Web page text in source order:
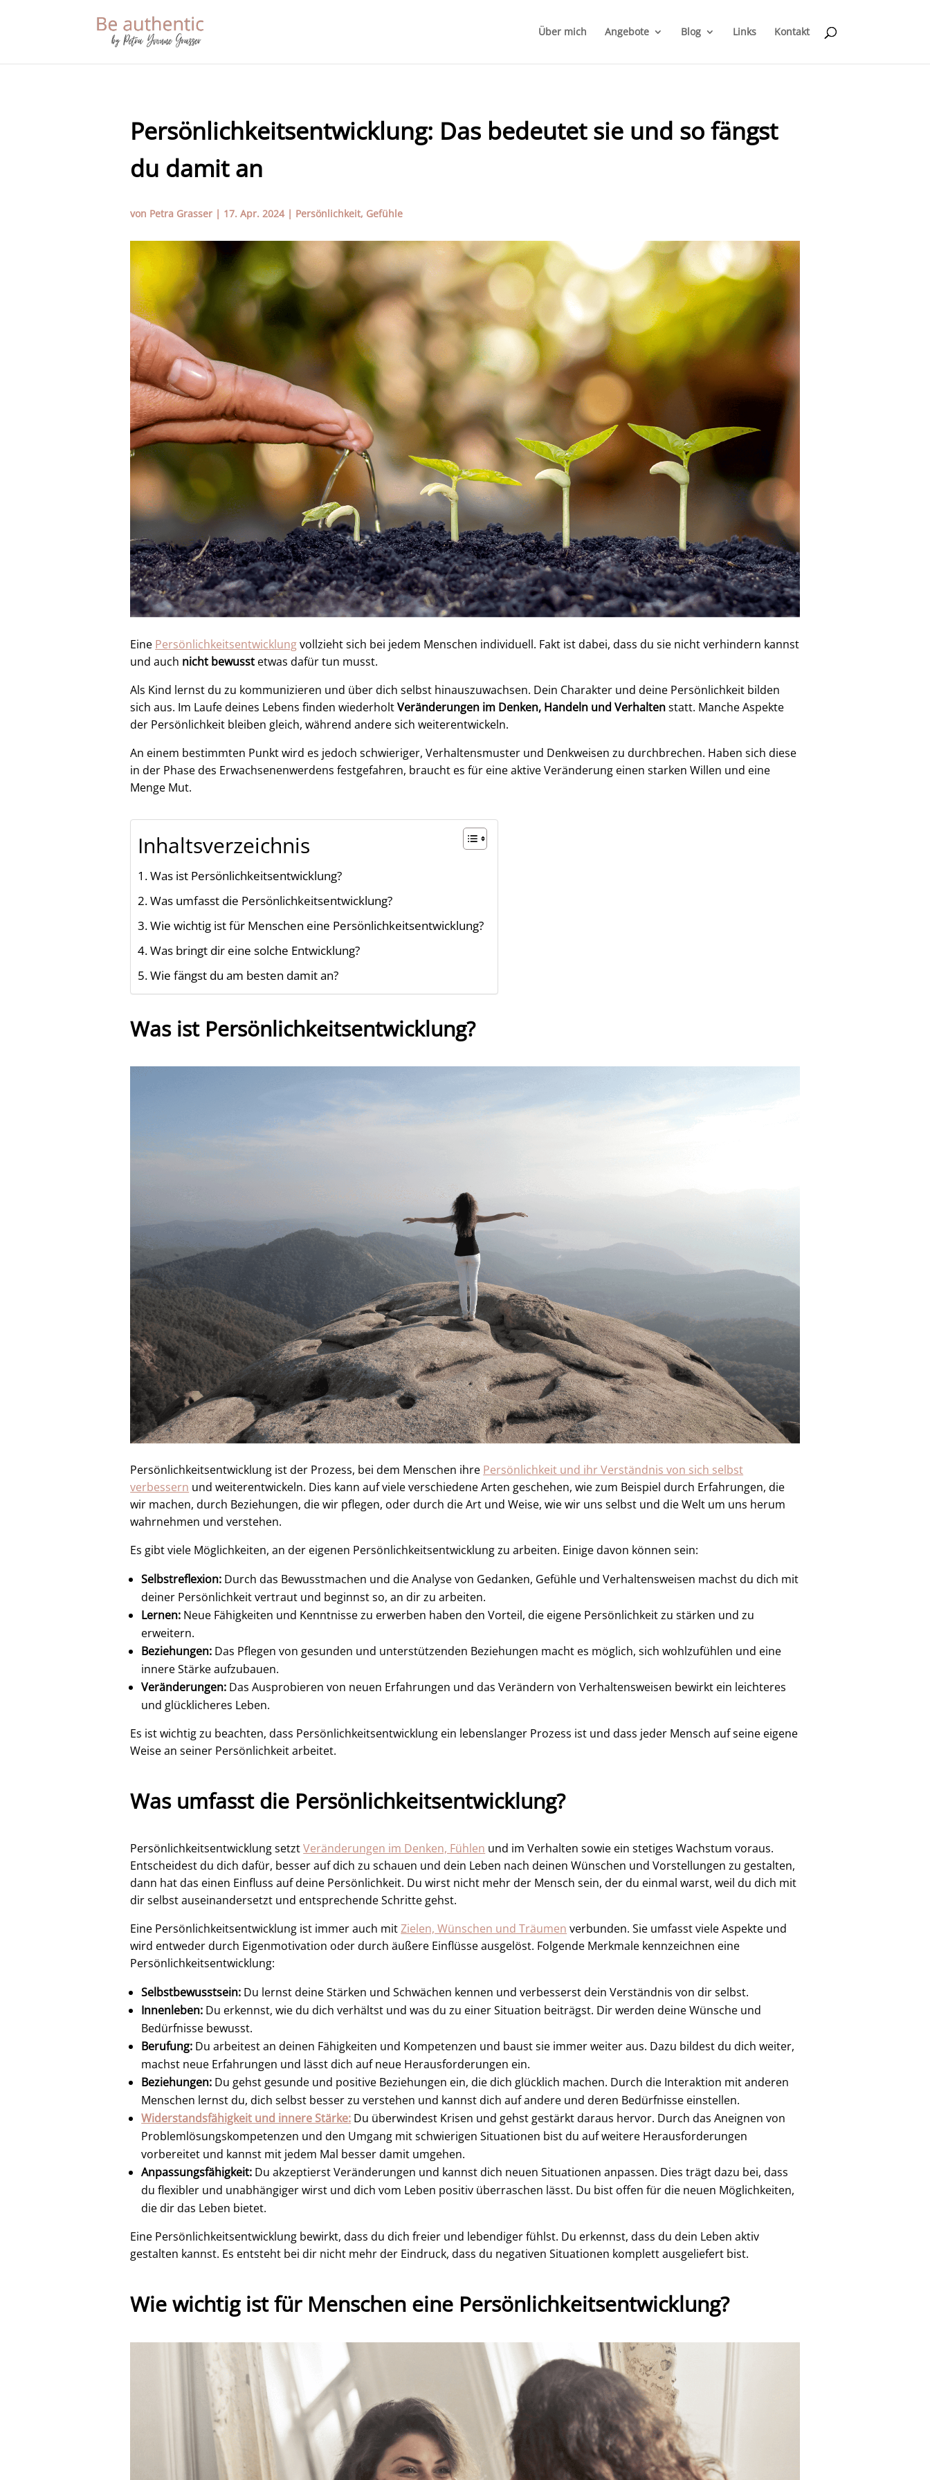
Über mich Angebote Blog Links Kontakt
Persönlichkeitsentwicklung: Das bedeutet sie und so fängst
du damit an
von Petra Grasser | 17. Apr. 2024| Persönlichkeit, Gefühle
Eine Persönlichkeitsentwicklungvollzieht sich bei jedem Menschen individuell. Fakt ist dabei, dass du sie nicht verhindern kannst
und auch nicht bewusst etwas dafür tun musst.
Als Kind lernst du zu kommunizieren und über dich selbst hinauszuwachsen. Dein Charakter und deine Persönlichkeit bilden
sich aus. Im Laufe deines Lebens finden wiederholtVeränderungen im Denken, Handeln und Verhaltenstatt. Manche Aspekte
der Persönlichkeit bleiben gleich, während andere sich weiterentwickeln.
An einem bestimmten Punkt wird es jedoch schwieriger, Verhaltensmuster und Denkweisen zu durchbrechen. Haben sich diese
in der Phase des Erwachsenenwerdens festgefahren, braucht es für eine aktive Veränderung einen starken Willen und eine
Menge Mut.
Inhaltsverzeichnis
Was ist Persönlichkeitsentwicklung?
Was umfasst die Persönlichkeitsentwicklung?
Wie wichtig ist für Menschen eine Persönlichkeitsentwicklung?
Was bringt dir eine solche Entwicklung?
Wie fängst du am besten damit an?
Was ist Persönlichkeitsentwicklung?
Persönlichkeitsentwicklung ist der Prozess, bei dem Menschen ihre Persönlichkeit und ihr Verständnis von sich selbst
verbessern und weiterentwickeln. Dies kann auf viele verschiedene Arten geschehen, wie zum Beispiel durch Erfahrungen, die
wir machen, durch Beziehungen, die wir pflegen, oder durch die Art und Weise, wie wir uns selbst und die Welt um uns herum
wahrnehmen und verstehen.
Es gibt viele Möglichkeiten, an der eigenen Persönlichkeitsentwicklung zu arbeiten. Einige davon können sein:
Selbstreflexion: Durch das Bewusstmachen und die Analyse von Gedanken, Gefühle und Verhaltensweisen machst du dich mit
deiner Persönlichkeit vertraut und beginnst so, an dir zu arbeiten.
Lernen: Neue Fähigkeiten und Kenntnisse zu erwerben haben den Vorteil, die eigene Persönlichkeit zu stärken und zu
erweitern.
Beziehungen: Das Pflegen von gesunden und unterstützenden Beziehungen macht es möglich, sich wohlzufühlen und eine
innere Stärke aufzubauen.
Veränderungen: Das Ausprobieren von neuen Erfahrungen und das Verändern von Verhaltensweisen bewirkt ein leichteres
und glücklicheres Leben.
Es ist wichtig zu beachten, dass Persönlichkeitsentwicklung ein lebenslanger Prozess ist und dass jeder Mensch auf seine eigene
Weise an seiner Persönlichkeit arbeitet.
Was umfasst die Persönlichkeitsentwicklung?
Persönlichkeitsentwicklung setztVeränderungen im Denken, Fühlen und im Verhalten sowie ein stetiges Wachstum voraus.
Entscheidest du dich dafür, besser auf dich zu schauen und dein Leben nach deinen Wünschen und Vorstellungen zu gestalten,
dann hat das einen Einfluss auf deine Persönlichkeit. Du wirst nicht mehr der Mensch sein, der du einmal warst, weil du dich mit
dir selbst auseinandersetzt und entsprechende Schritte gehst.
Eine Persönlichkeitsentwicklung ist immer auch mitZielen, Wünschen und Träumen verbunden. Sie umfasst viele Aspekte und
wird entweder durch Eigenmotivation oder durch äußere Einflüsse ausgelöst. Folgende Merkmale kennzeichnen eine
Persönlichkeitsentwicklung:
Selbstbewusstsein: Du lernst deine Stärken und Schwächen kennen und verbesserst dein Verständnis von dir selbst.
Innenleben: Du erkennst, wie du dich verhältst und was du zu einer Situation beiträgst. Dir werden deine Wünsche und
Bedürfnisse bewusst.
Berufung: Du arbeitest an deinen Fähigkeiten und Kompetenzen und baust sie immer weiter aus. Dazu bildest du dich weiter,
machst neue Erfahrungen und lässt dich auf neue Herausforderungen ein.
Beziehungen: Du gehst gesunde und positive Beziehungen ein, die dich glücklich machen. Durch die Interaktion mit anderen
Menschen lernst du, dich selbst besser zu verstehen und kannst dich auf andere und deren Bedürfnisse einstellen.
Widerstandsfähigkeit und innere Stärke: Du überwindest Krisen und gehst gestärkt daraus hervor. Durch das Aneignen von
Problemlösungskompetenzen und den Umgang mit schwierigen Situationen bist du auf weitere Herausforderungen
vorbereitet und kannst mit jedem Mal besser damit umgehen.
Anpassungsfähigkeit: Du akzeptierst Veränderungen und kannst dich neuen Situationen anpassen. Dies trägt dazu bei, dass
du flexibler und unabhängiger wirst und dich vom Leben positiv überraschen lässt. Du bist offen für die neuen Möglichkeiten,
die dir das Leben bietet.
Eine Persönlichkeitsentwicklung bewirkt, dass du dich freier und lebendiger fühlst. Du erkennst, dass du dein Leben aktiv
gestalten kannst. Es entsteht bei dir nicht mehr der Eindruck, dass du negativen Situationen komplett ausgeliefert bist.
Wie wichtig ist für Menschen eine Persönlichkeitsentwicklung?